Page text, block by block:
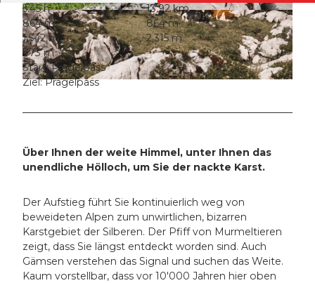
© Stoos-Muotatal Tourismus, Schwyzer Wanderwege
© Simona Rickenbacher (Stoos-Muotatal Touri
smus GmbH), Region Luzern-Vierwaldstätterse
e, Stoos-Muotatal Tourismus GmbH
© Stoos-Muotatal Tourismus, Schwyzer Wande
rwege
5:45 h
13,92 km
864 m
864 m
1.542 m
2.315 m
773 m
Start: Pragelpass
Ziel: Pragelpass
Über Ihnen der weite Himmel, unter Ihnen das
unendliche Hölloch, um Sie der nackte Karst.
Der Aufstieg führt Sie kontinuierlich weg von
beweideten Alpen zum unwirtlichen, bizarren
Karstgebiet der Silberen. Der Pfiff von Murmeltieren
zeigt, dass Sie längst entdeckt worden sind. Auch
Gämsen verstehen das Signal und suchen das Weite.
Kaum vorstellbar, dass vor 10'000 Jahren hier oben